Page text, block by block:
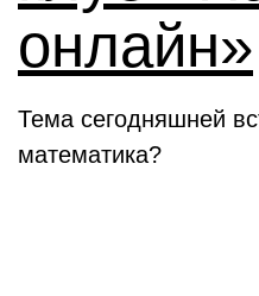
онлайн»
Тема сегодняшней
математика?